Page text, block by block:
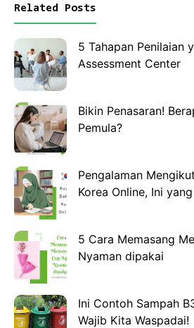
Related Posts
5 Tahapan Penilaian
Assessment Center
Bikin Penasaran!
Pemula?
Pengalaman
Korea Online, Ini
5 Cara Memasang
Nyaman dipakai
Ini Contoh Sampah
Wajib Kita Waspadai!